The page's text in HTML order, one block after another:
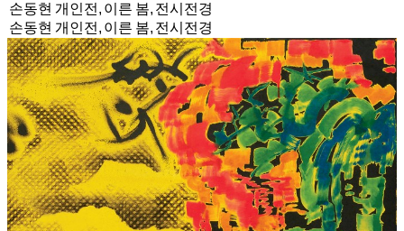
손동현 개인전, 이른 봄, 전시전경
손동현 개인전, 이른 봄, 전시전경